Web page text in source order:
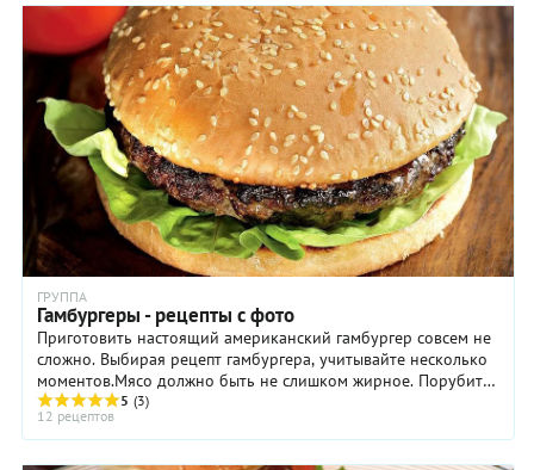
ГРУППА
Гамбургеры - рецепты с фото
Приготовить настоящий американский гамбургер совсем не
сложно. Выбирая рецепт гамбургера, учитывайте несколько
моментов.Мясо должно быть не слишком жирное. Порубить
его лучше вручную острейшим ножом, ...
5 (3)
12 рецептов